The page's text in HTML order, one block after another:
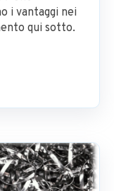
i vantaggi nei
qui sotto.